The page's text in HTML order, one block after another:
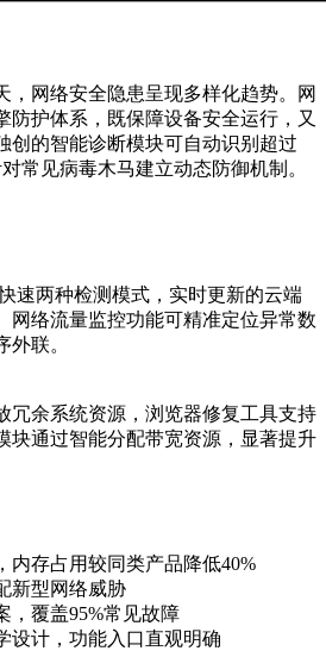
，网络安全隐患呈现多样化趋势。网
防护体系，既保障设备安全运行，又
创的智能诊断模块可自动识别超过
常见病毒木马建立动态防御机制。
速两种检测模式，实时更新的云端
网络流量监控功能可精准定位异常数
联。
冗余系统资源，浏览器修复工具支持
块通过智能分配带宽资源，显著提升
内存占用较同类产品降低40%
新型网络威胁
，覆盖95%常见故障
设计，功能入口直观明确